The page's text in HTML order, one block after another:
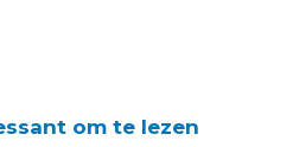
om te lezen